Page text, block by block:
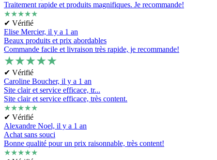
Traitement rapide et produits magnifiques. Je recommande!
★★★★★
✔ Vérifié
Elise Mercier, il y a 1 an
Beaux produits et prix abordables
Commande facile et livraison très rapide, je recommande!
★★★★★
✔ Vérifié
Caroline Boucher, il y a 1 an
Site clair et service efficace, tr...
Site clair et service efficace, très content.
★★★★★
✔ Vérifié
Alexandre Noel, il y a 1 an
Achat sans souci
Bonne qualité pour un prix raisonnable, très content!
★★★★★